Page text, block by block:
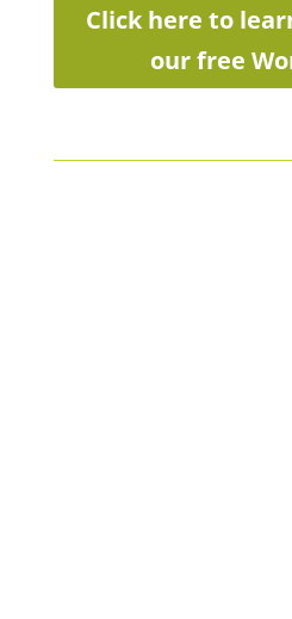
Click here to
our free